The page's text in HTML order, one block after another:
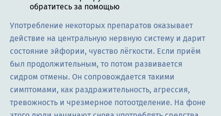
обратитесь за помощью
Употребление некоторых препаратов оказывает
действие на центральную нервную систему и дарит
состояние эйфории, чувство лёгкости. Если приём
был продолжительным, то потом развивается
сидром отмены. Он сопровождается такими
симптомами, как раздражительность, агрессия,
тревожность и чрезмерное потоотделение. На фоне